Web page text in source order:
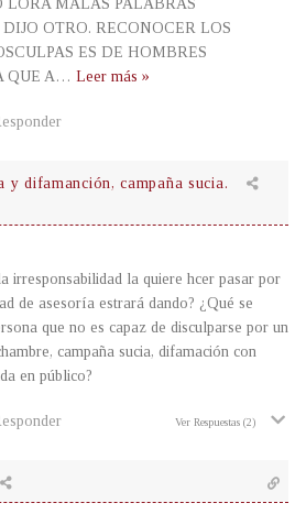
LORA MALAS PALABRAS
OTRO. RECONOCER LOS
ES DE HOMBRES
QUE A… Leer más »
y difamanción, campaña sucia.
irresponsabilidad la quiere hcer pasar por
de asesoría estrará dando? ¿Qué se
que no es capaz de disculparse por un
campaña sucia, difamación con
en público?
Ver Respuestas (2)